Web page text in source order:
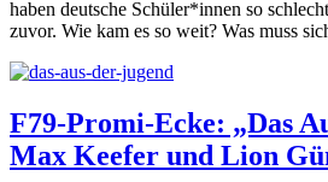
haben deutsche Schüler*innen so
zuvor. Wie kam es so weit? Was muss
F79-Promi-Ecke: „Das
Max Keefer und Lion